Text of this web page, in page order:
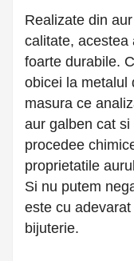
Realizate din
calitate, acestea
foarte durabile.
obicei la metalul
masura ce
aur galben cat
procedee
proprietatile
Si nu putem
este cu
bijuterie.